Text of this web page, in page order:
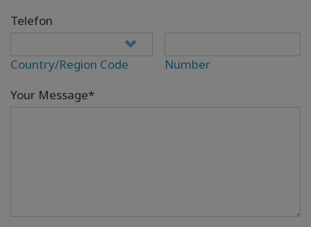
Telefon
Country/Region Code
Number
Your Message*